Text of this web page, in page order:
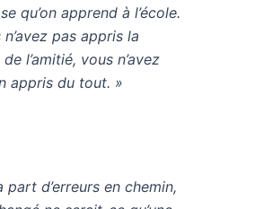
qu’on apprend à l’école.
pas appris la
l’amitié, vous n’avez
appris du tout. »
part d’erreurs en chemin,